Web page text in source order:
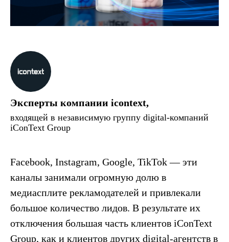
Эксперты компании icontext,
входящей в независимую группу digital-компаний
iConText Group
Facebook, Instagram, Google, TikTok — эти
каналы занимали огромную долю в
медиасплите рекламодателей и привлекали
большое количество лидов. В результате их
отключения большая часть клиентов iConText
Group, как и клиентов других digital-агентств в